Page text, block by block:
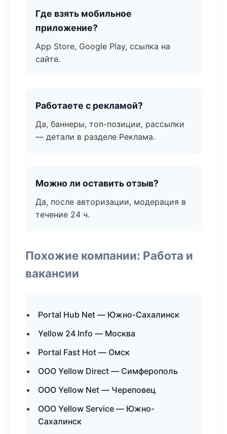
Где взять мобильное
приложение?
App Store, Google Play, ссылка на
сайте.
Работаете с рекламой?
Да, баннеры, топ-позиции, рассылки
— детали в разделе Реклама.
Можно ли оставить отзыв?
Да, после авторизации, модерация в
течение 24 ч.
Похожие компании: Работа и
вакансии
Portal Hub Net — Южно-Сахалинск
Yellow 24 Info — Москва
Portal Fast Hot — Омск
ООО Yellow Direct — Симферополь
ООО Yellow Net — Череповец
ООО Yellow Service — Южно-
Сахалинск